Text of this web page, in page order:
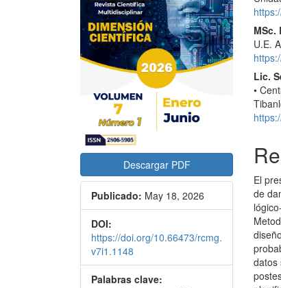
artículo
Descargar PDF
Publicado: May 18, 2026
DOI:
https://doi.org/10.66473/rcmg.
v7i1.1148
Palabras clave:
MSc.
U.E.
Lic.
•
El
de
datos